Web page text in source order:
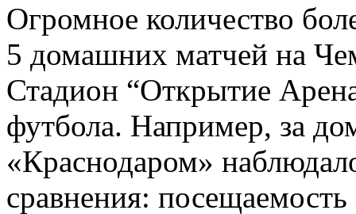
Огромное количество
5 домашних матчей на
Стадион “Открытие
футбола. Например, за
«Краснодаром»
сравнения: